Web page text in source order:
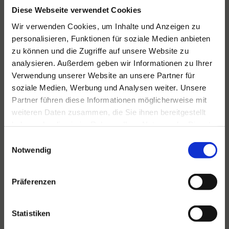
Diese Webseite verwendet Cookies
Wir verwenden Cookies, um Inhalte und Anzeigen zu
personalisieren, Funktionen für soziale Medien anbieten
zu können und die Zugriffe auf unsere Website zu
analysieren. Außerdem geben wir Informationen zu Ihrer
Verwendung unserer Website an unsere Partner für
soziale Medien, Werbung und Analysen weiter. Unsere
Partner führen diese Informationen möglicherweise mit
weiteren Daten zusammen, die Sie ihnen bereitgestellt
Notwendig
Präferenzen
Statistiken
Für alle Ihre Veranstaltungen
und Feste
Hansen Events ist Ihr Partner für
Veranstaltungen von groß bis klein.
Lesen Sie mehr